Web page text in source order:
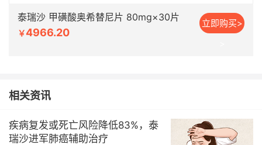
泰瑞沙 甲磺酸奥希替尼片 80mg×30片
￥4966.20
立即购买>
相关资讯
疾病复发或死亡风险降低83%，泰
瑞沙进军肺癌辅助治疗